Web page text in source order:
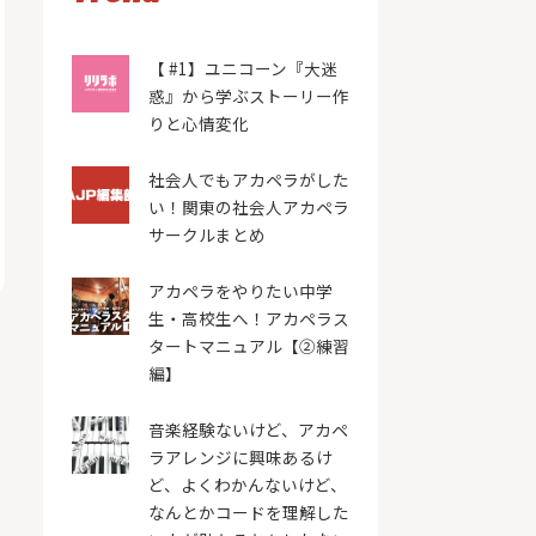
【 #1】ユニコーン『大迷
惑』から学ぶストーリー作
りと心情変化
社会人でもアカペラがした
い！関東の社会人アカペラ
サークルまとめ
アカペラをやりたい中学
生・高校生へ！アカペラス
タートマニュアル【②練習
編】
音楽経験ないけど、アカペ
ラアレンジに興味あるけ
ど、よくわかんないけど、
なんとかコードを理解した